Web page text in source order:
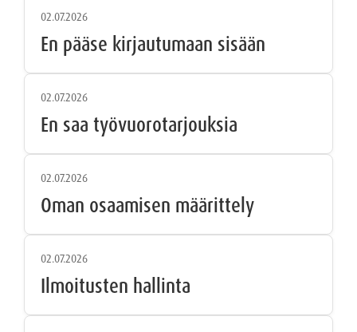
02.07.2026
En pääse kirjautumaan sisään
02.07.2026
En saa työvuorotarjouksia
02.07.2026
Oman osaamisen määrittely
02.07.2026
Ilmoitusten hallinta